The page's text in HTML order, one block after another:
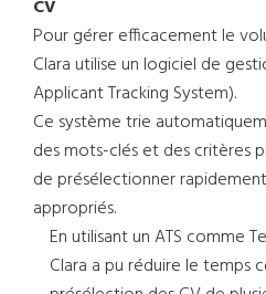
CV
Pour gérer efficacement le
Clara utilise un logiciel de
Applicant Tracking System).
Ce système trie
des mots-clés et des critères
de présélectionner
appropriés.
En utilisant un ATS comme
Clara a pu réduire le temps